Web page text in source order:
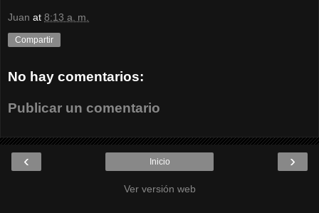
Juan at 8:13 a. m.
Compartir
No hay comentarios:
Publicar un comentario
‹ ›
Inicio
Ver versión web